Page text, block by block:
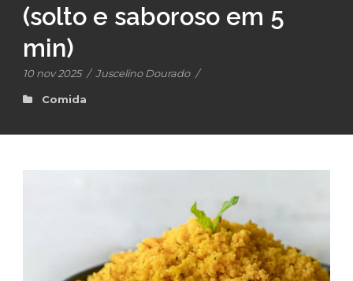
(solto e saboroso em 5
min)
10 nov 2025 / Juscelino Dourado /
Comida